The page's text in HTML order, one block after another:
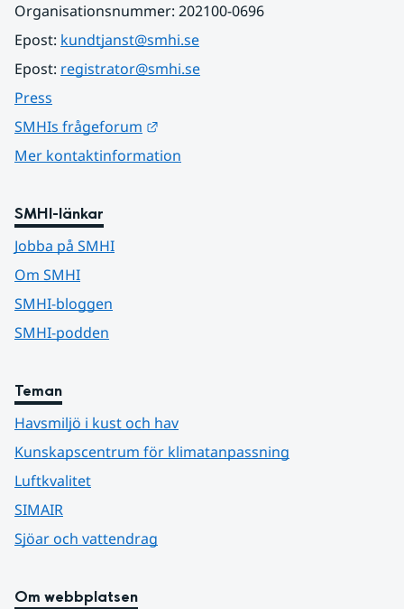
Organisationsnummer: 202100-0696
Epost: kundtjanst@smhi.se
Epost: registrator@smhi.se
Press
SMHIs frågeforum
Mer kontaktinformation
SMHI-länkar
Jobba på SMHI
Om SMHI
SMHI-bloggen
SMHI-podden
Teman
Havsmiljö i kust och hav
Kunskapscentrum för klimatanpassning
Luftkvalitet
SIMAIR
Sjöar och vattendrag
Om webbplatsen